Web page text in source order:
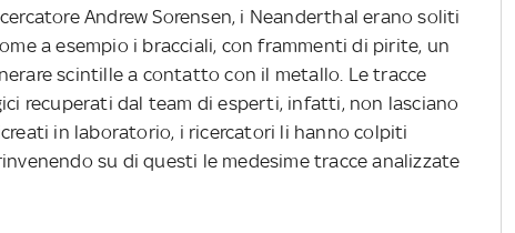
Andrew Sorensen, i Neanderthal erano soliti
a esempio i bracciali, con frammenti di pirite, un
scintille a contatto con il metallo. Le tracce
recuperati dal team di esperti, infatti, non lasciano
in laboratorio, i ricercatori li hanno colpiti
su di questi le medesime tracce analizzate